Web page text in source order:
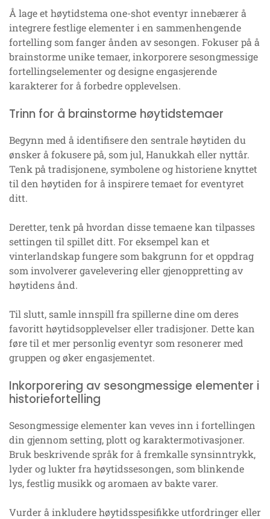
Å lage et høytidstema one-shot eventyr innebærer å
integrere festlige elementer i en sammenhengende
fortelling som fanger ånden av sesongen. Fokuser på å
brainstorme unike temaer, inkorporere sesongmessige
fortellingselementer og designe engasjerende
karakterer for å forbedre opplevelsen.
Trinn for å brainstorme høytidstemaer
Begynn med å identifisere den sentrale høytiden du
ønsker å fokusere på, som jul, Hanukkah eller nyttår.
Tenk på tradisjonene, symbolene og historiene knyttet
til den høytiden for å inspirere temaet for eventyret
ditt.
Deretter, tenk på hvordan disse temaene kan tilpasses
settingen til spillet ditt. For eksempel kan et
vinterlandskap fungere som bakgrunn for et oppdrag
som involverer gavelevering eller gjenoppretting av
høytidens ånd.
Til slutt, samle innspill fra spillerne dine om deres
favoritt høytidsopplevelser eller tradisjoner. Dette kan
føre til et mer personlig eventyr som resonerer med
gruppen og øker engasjementet.
Inkorporering av sesongmessige elementer i
historiefortelling
Sesongmessige elementer kan veves inn i fortellingen
din gjennom setting, plott og karaktermotivasjoner.
Bruk beskrivende språk for å fremkalle synsinntrykk,
lyder og lukter fra høytidssesongen, som blinkende
lys, festlig musikk og aromaen av bakte varer.
Vurder å inkludere høytidsspesifikke utfordringer eller